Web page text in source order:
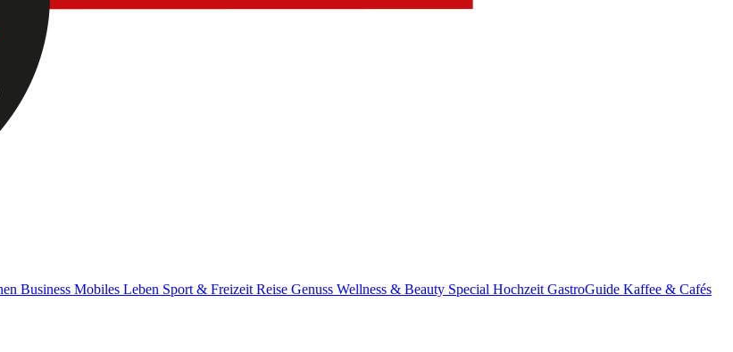
Business Mobiles Leben Sport & Freizeit Reise Genuss Wellness & Beauty Special Hochzeit GastroGuide Kaffee & Cafés